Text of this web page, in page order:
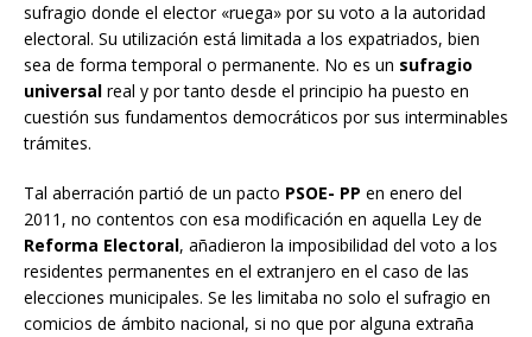
sufragio donde el elector «ruega» por su voto a la autoridad
electoral. Su utilización está limitada a los expatriados, bien
sea de forma temporal o permanente. No es un sufragio
universal real y por tanto desde el principio ha puesto en
cuestión sus fundamentos democráticos por sus interminables
trámites.
Tal aberración partió de un pacto PSOE- PP en enero del
2011, no contentos con esa modificación en aquella Ley de
Reforma Electoral, añadieron la imposibilidad del voto a los
residentes permanentes en el extranjero en el caso de las
elecciones municipales. Se les limitaba no solo el sufragio en
comicios de ámbito nacional, si no que por alguna extraña